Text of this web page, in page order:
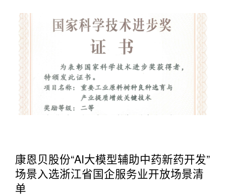
康恩贝股份“AI大模型辅助中药新药开发”
场景入选浙江省国企服务业开放场景清
单